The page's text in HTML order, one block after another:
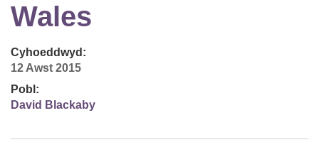
Wales
Cyhoeddwyd:
12 Awst 2015
Pobl:
David Blackaby